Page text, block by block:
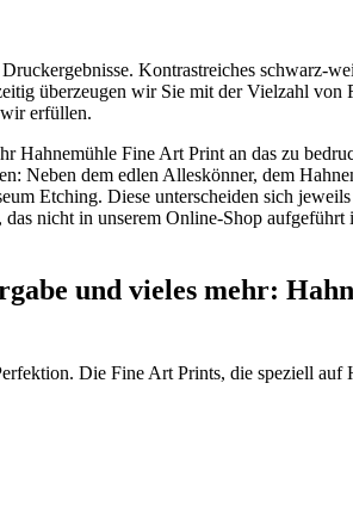
Kontrastreiches schwarz-
überzeugen wir Sie mit der Vielzahl
erfüllen.
Fine Art Print an das zu
Neben dem edlen Alleskönner, dem
Etching. Diese unterscheiden sich
nicht in unserem Online-Shop
und vieles mehr:
Die Fine Art Prints, die speziell